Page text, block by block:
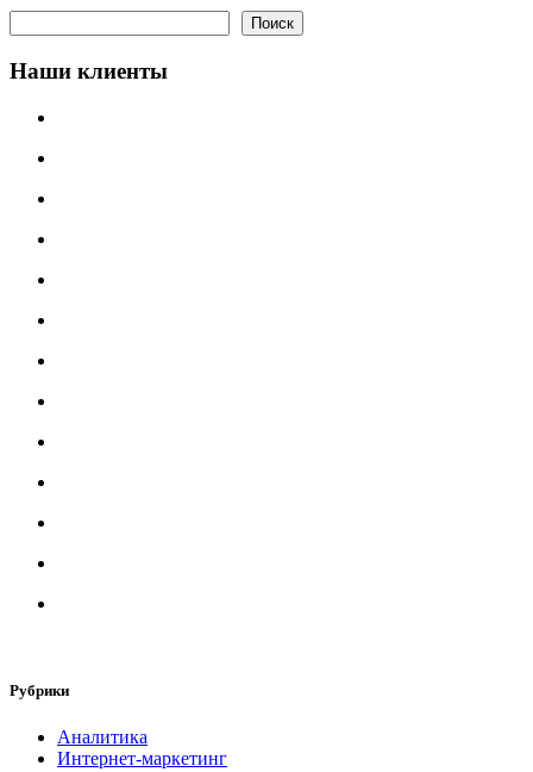
Поиск
Наши клиенты
Рубрики
Аналитика
Интернет-маркетинг